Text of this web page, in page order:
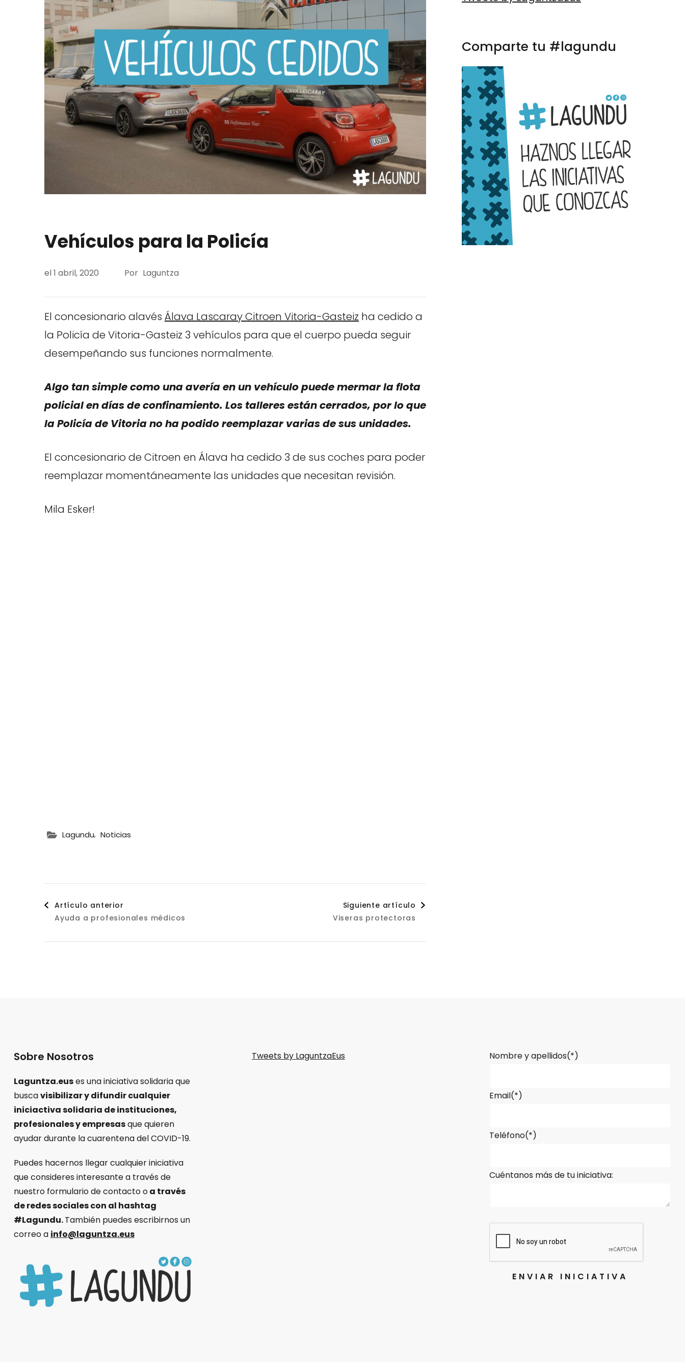
Vehículos para la Policía
el1 abril, 2020 Por Laguntza
El concesionario alavés Álava Lascaray Citroen Vitoria-Gasteiz ha cedido a
la Policía de Vitoria-Gasteiz 3 vehículos para que el cuerpo pueda seguir
desempeñando sus funciones normalmente.
Algo tan simple como una avería en un vehículo puede mermar la flota
policial en días de confinamiento. Los talleres están cerrados, por lo que
la Policía de Vitoria no ha podido reemplazar varias de sus unidades.
El concesionario de Citroen en Álava ha cedido 3 de sus coches para poder
reemplazar momentáneamente las unidades que necesitan revisión.
Mila Esker!
Lagundu, Noticias
Navegación
de
Artículo anterior
Ayuda a profesionales médicos
Siguiente artículo
Viseras protectoras
Comparte tu #lagundu
Sobre Nosotros
Laguntza.euses una iniciativa solidaria que
buscavisibilizar y difundir cualquier
iniciactiva solidaria de instituciones,
profesionales y empresasque quieren
ayudar durante la cuarentena del COVID-19.
Puedes hacernos llegar cualquier iniciativa
que consideres interesante a través de
nuestro formulario de contacto oa través
de redes sociales con al hashtag
#Lagundu.También puedes escribirnos un
correo a info@laguntza.eus
Tweets by LaguntzaEus Nombre y apellidos(*)
Email(*)
Teléfono(*)
Cuéntanos más de tu iniciativa: